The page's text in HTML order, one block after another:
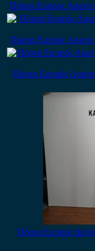
Πόρτα Εμπρός
Πόρτα Εμπρός
Πόρτα Εμπρός
Πόρτα Εμπρός